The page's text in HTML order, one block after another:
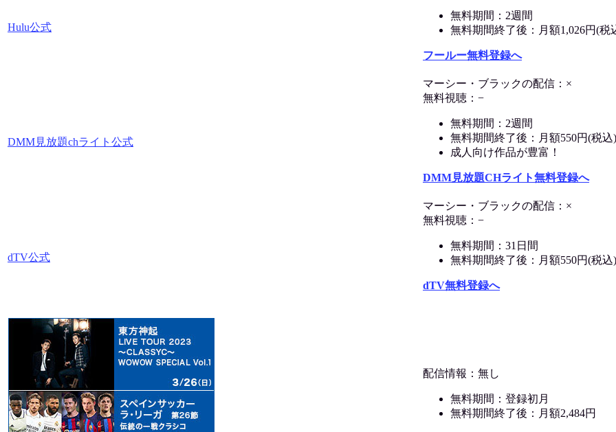
Hulu公式
無料期間：2週間
無料期間終了後：月額1,026円(税
フールー無料登録へ
DMM見放題chライト公式
マーシー・ブラックの配信：×
無料視聴：−
無料期間：2週間
無料期間終了後：月額550円(税込)
成人向け作品が豊富！
DMM見放題CHライト無料登録へ
dTV公式
マーシー・ブラックの配信：×
無料視聴：−
無料期間：31日間
無料期間終了後：月額550円(税込)
dTV無料登録へ
配信情報：無し
無料期間：登録初月
無料期間終了後：月額2,484円